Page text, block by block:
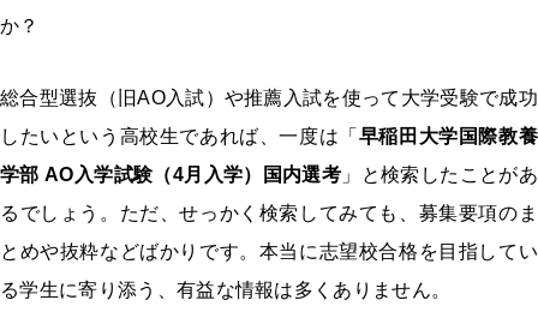
か？
総合型選抜（旧AO入試）や推薦入試を使って大学受験で成功
したいという高校生であれば、一度は「 早稲田大学国際教養
学部 AO入学試験（4月入学）国内選考 」と検索したことがあ
るでしょう。ただ、せっかく検索してみても、募集要項のま
とめや抜粋などばかりです。本当に志望校合格を目指してい
る学生に寄り添う、有益な情報は多くありません。